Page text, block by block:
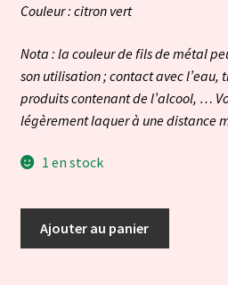
Couleur : citron vert
Nota : la couleur de fils de métal
son utilisation ; contact avec
produits contenant de l’alcool, …
légèrement laquer à une distance
1 en stock
Ajouter au panier